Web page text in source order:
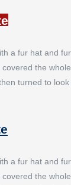
a fur hat and
the
turned to
a fur hat and
the